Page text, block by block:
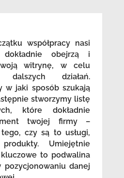
współpracy nasi
dokładnie obejrzą i
witrynę, w celu
dalszych działań.
w jaki sposób szukają
stworzymy listę
które dokładnie
twojej firmy –
czy są to usługi,
Umiejętnie
kluczowe to podwalina
pozycjonowaniu danej